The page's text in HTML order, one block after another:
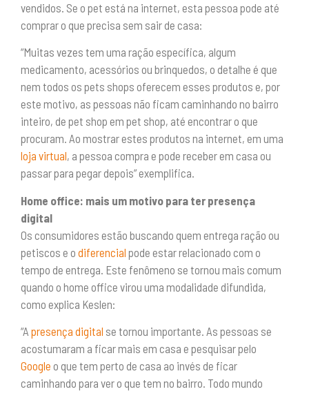
vendidos. Se o pet está na internet, esta pessoa pode até
comprar o que precisa sem sair de casa:
“Muitas vezes tem uma ração específica, algum
medicamento, acessórios ou brinquedos, o detalhe é que
nem todos os pets shops oferecem esses produtos e, por
este motivo, as pessoas não ficam caminhando no bairro
inteiro, de pet shop em pet shop, até encontrar o que
procuram. Ao mostrar estes produtos na internet, em uma
loja virtual, a pessoa compra e pode receber em casa ou
passar para pegar depois” exemplifica.
Home office: mais um motivo para ter presença
digital
Os consumidores estão buscando quem entrega ração ou
petiscos e o diferencial pode estar relacionado com o
tempo de entrega. Este fenômeno se tornou mais comum
quando o home office virou uma modalidade difundida,
como explica Keslen:
“A presença digital se tornou importante. As pessoas se
acostumaram a ficar mais em casa e pesquisar pelo
Google o que tem perto de casa ao invés de ficar
caminhando para ver o que tem no bairro. Todo mundo